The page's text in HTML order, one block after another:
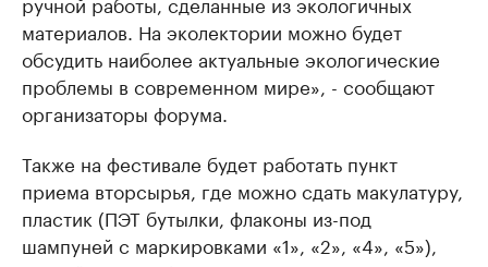
материалов. На эколектории можно будет
обсудить наиболее актуальные экологические
проблемы в современном мире», - сообщают
организаторы форума.
Также на фестивале будет работать пункт
приема вторсырья, где можно сдать макулатуру,
пластик (ПЭТ бутылки, флаконы из-под
шампуней с маркировками «1», «2», «4», «5»),